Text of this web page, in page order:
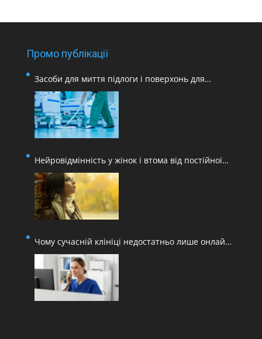
Промо публікації
Засоби для миття підлоги і поверхонь для
медичних закладів
Нейровідмінність у жінок і втома від постійної
адаптації
Чому сучасній клініці недостатньо лише онлайн-
запису